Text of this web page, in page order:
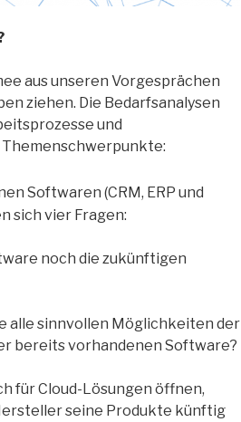
aus unseren Vorgesprächen
ziehen. Die Bedarfsanalysen
und
Softwaren (CRM, ERP und
sich vier Fragen:
noch die zukünftigen
alle sinnvollen Möglichkeiten der
bereits vorhandenen Software?
für Cloud-Lösungen öffnen,
seine Produkte künftig